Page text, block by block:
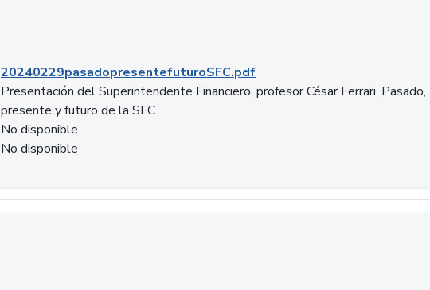
20240229pasadopresentefuturoSFC.pdf
Presentación del Superintendente Financiero, profesor César Ferrari, Pasado,
presente y futuro de la SFC
No disponible
No disponible